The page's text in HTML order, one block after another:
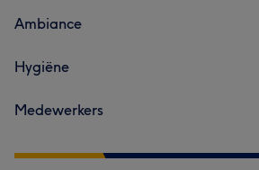
Ambiance
Hygiëne
Medewerkers